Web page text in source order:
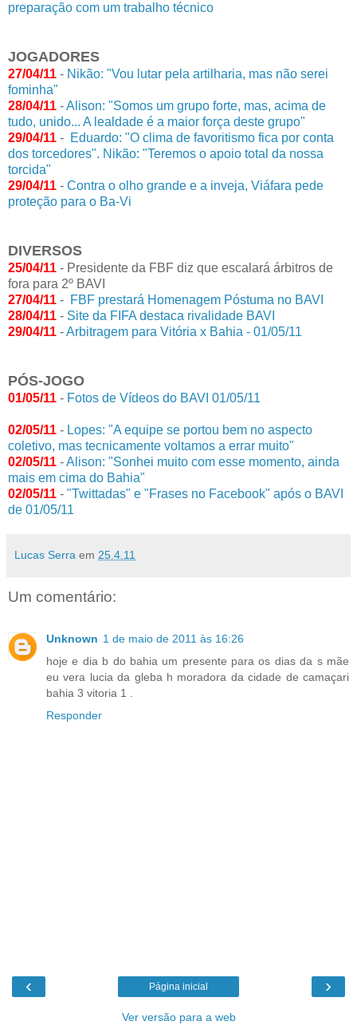
preparação com um trabalho técnico
JOGADORES
27/04/11 - Nikão: "Vou lutar pela artilharia, mas não serei
fominha"
28/04/11 -Alison: "Somos um grupo forte, mas, acima de
tudo, unido... A lealdade é a maior força deste grupo"
29/04/11 - Eduardo: "O clima de favoritismo fica por conta
dos torcedores". Nikão: "Teremos o apoio total da nossa
torcida"
29/04/11 - Contra o olho grande e a inveja, Viáfara pede
proteção para o Ba-Vi
DIVERSOS
25/04/11 - Presidente da FBF diz que escalará árbitros de
fora para 2º BAVI
27/04/11 - FBF prestará Homenagem Póstuma no BAVI
28/04/11 - Site da FIFA destaca rivalidade BAVI
29/04/11 -Arbitragem para Vitória x Bahia - 01/05/11
PÓS-JOGO
01/05/11 - Fotos de Vídeos do BAVI 01/05/11
02/05/11 - Lopes: "A equipe se portou bem no aspecto
coletivo, mas tecnicamente voltamos a errar muito"
02/05/11 -Alison: "Sonhei muito com esse momento, ainda
mais em cima do Bahia"
02/05/11 - "Twittadas" e "Frases no Facebook" após o BAVI
de 01/05/11
Lucas Serra em 25.4.11
Um comentário:
Unknown 1 de maio de 2011 às 16:26
hoje e dia b do bahia um presente para os dias da s mãe
eu vera lucia da gleba h moradora da cidade de camaçari
bahia 3 vitoria 1 .
Responder
‹ ›
Página inicial
Ver versão para a web